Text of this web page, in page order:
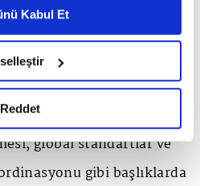
Korunması Kanunu uyarınca
kapsamında
faaliyetleri ile ilgili daha
tıklayınız.
Kabul Et
Reddet
Ali Taha Koç, Dünya
Grubu Başkanı
şebeke evrimi, iş
global standartlar ve
gibi başlıklarda